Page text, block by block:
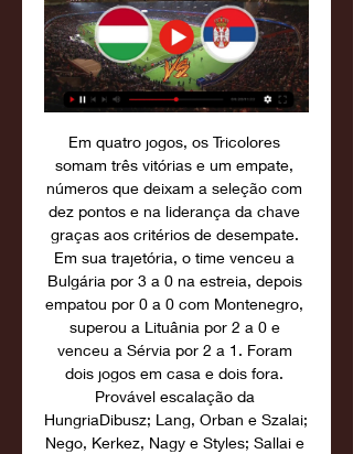
Em quatro jogos, os Tricolores
somam três vitórias e um empate,
números que deixam a seleção com
dez pontos e na liderança da chave
graças aos critérios de desempate.
Em sua trajetória, o time venceu a
Bulgária por 3 a 0 na estreia, depois
empatou por 0 a 0 com Montenegro,
superou a Lituânia por 2 a 0 e
venceu a Sérvia por 2 a 1. Foram
dois jogos em casa e dois fora.
Provável escalação da
HungriaDibusz; Lang, Orban e Szalai;
Nego, Kerkez, Nagy e Styles; Sallai e